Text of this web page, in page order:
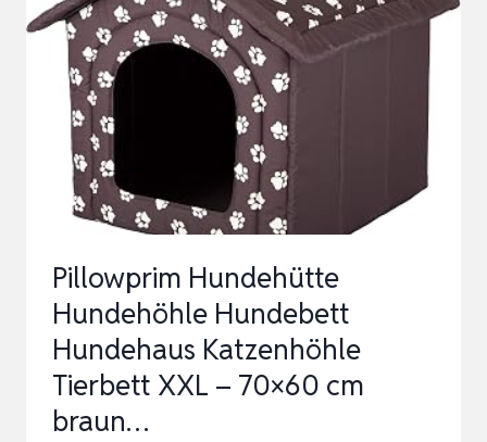
LASIERTEM
FICHTENHOLZ,
NATURBRAUN,
Pillowprim Hundehütte
Hundehöhle Hundebett
Hundehaus Katzenhöhle
Tierbett XXL – 70×60 cm
braun…